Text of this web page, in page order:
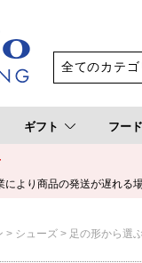
ギフト フード
より商品の発送が遅れる
シューズ 足の形から選